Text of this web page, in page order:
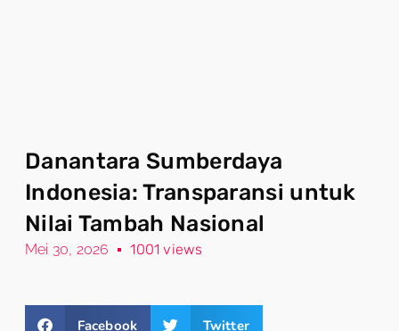
Danantara Sumberdaya
Indonesia: Transparansi untuk
Nilai Tambah Nasional
Mei 30, 2026 1001 views
Facebook Twitter